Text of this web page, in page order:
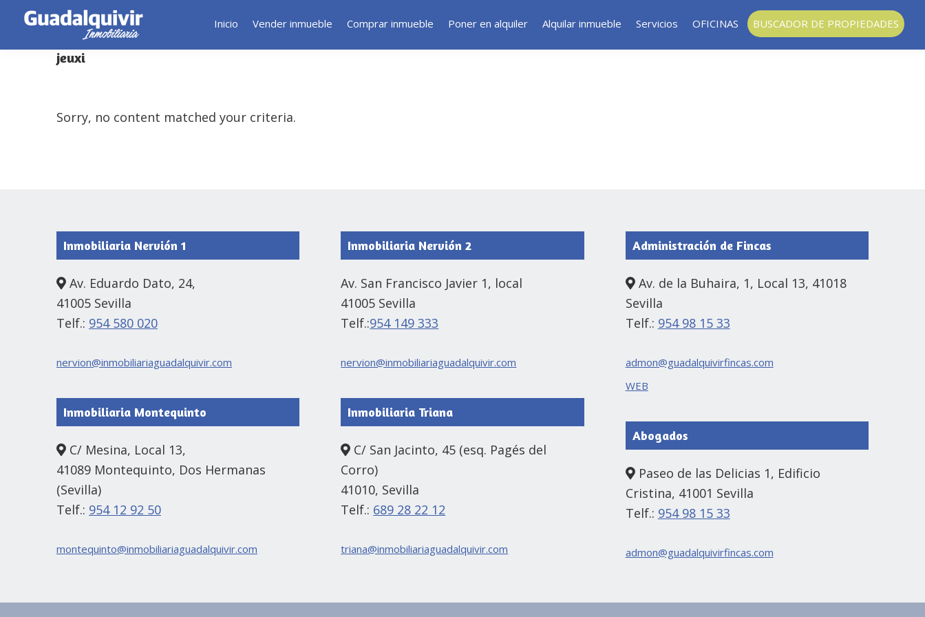
navigation
Inicio Vender inmueble Comprar inmueble Poner en alquiler Alquilar inmueble Servicios OFICINAS BUSCADOR DE PROPIEDADES
jeuxi
Sorry, no content matched your criteria.
Inmobiliaria Nervión 1
Av. Eduardo Dato, 24,
41005 Sevilla
Telf.: 954 580 020
nervion@inmobiliariaguadalquivir.com
Inmobiliaria Montequinto
C/ Mesina, Local 13,
41089 Montequinto, Dos Hermanas
(Sevilla)
Telf.: 954 12 92 50
montequinto@inmobiliariaguadalquivir.com
Inmobiliaria Nervión 2
Av. San Francisco Javier 1, local
41005 Sevilla
Telf.:954 149 333
nervion@inmobiliariaguadalquivir.com
Inmobiliaria Triana
C/ San Jacinto, 45 (esq. Pagés del
Corro)
41010, Sevilla
Telf.: 689 28 22 12
triana@inmobiliariaguadalquivir.com
Administración de Fincas
Av. de la Buhaira, 1, Local 13, 41018
Sevilla
Telf.: 954 98 15 33
admon@guadalquivirfincas.com
WEB
Abogados
Paseo de las Delicias 1, Edificio
Cristina, 41001 Sevilla
Telf.: 954 98 15 33
admon@guadalquivirfincas.com